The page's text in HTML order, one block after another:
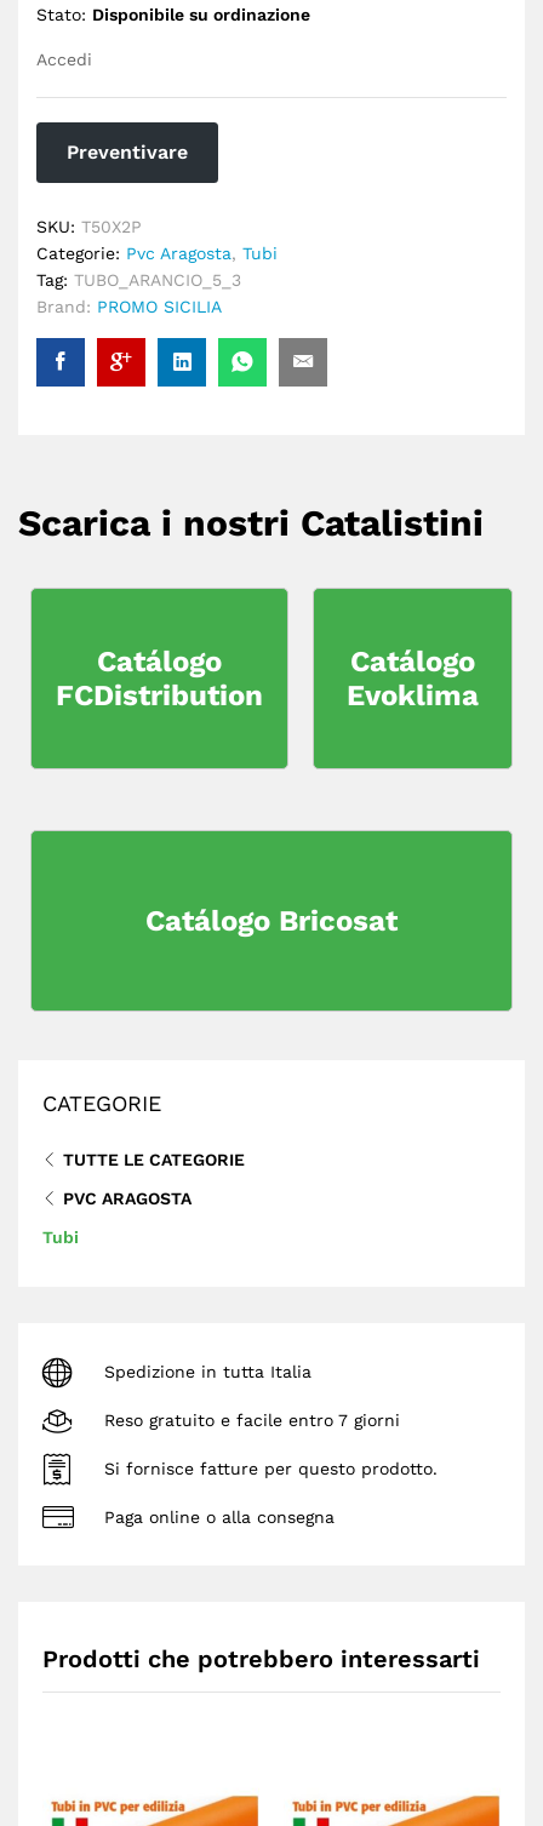
Stato: Disponibile su ordinazione
Accedi
Preventivare
SKU: T50X2P
Categorie: Pvc Aragosta, Tubi
Tag: TUBO_ARANCIO_5_3
Brand: PROMO SICILIA
Scarica i nostri Catalistini
Catálogo
FCDistribution
Catálogo
Evoklima
Catálogo Bricosat
CATEGORIE
TUTTE LE CATEGORIE
PVC ARAGOSTA
Tubi
Spedizione in tutta Italia
Reso gratuito e facile entro 7 giorni
Si fornisce fatture per questo prodotto.
Paga online o alla consegna
Prodotti che potrebbero interessarti